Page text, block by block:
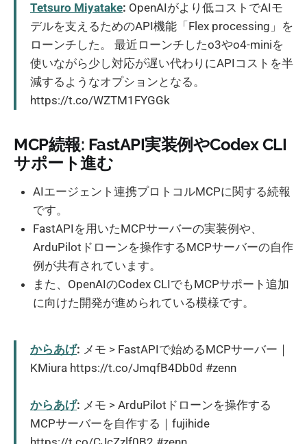
Tetsuro Miyatake: OpenAIがより低コストでAIモ
デルを支えるためのAPI機能「Flex processing」を
ローンチした。 最近ローンチしたo3やo4-miniを
使いながら少し対応が遅い代わりにAPIコストを半
減するようなオプションとなる。
https://t.co/WZTM1FYGGk
MCP続報: FastAPI実装例やCodex CLI
サポート進む
AIエージェント連携プロトコルMCPに関する続報
です。
FastAPIを用いたMCPサーバーの実装例や、
ArduPilotドローンを操作するMCPサーバーの自作
例が共有されています。
また、OpenAIのCodex CLIでもMCPサポート追加
に向けた開発が進められている模様です。
からあげ: メモ > FastAPIで始めるMCPサーバー｜
KMiura https://t.co/JmqfB4Db0d #zenn
からあげ: メモ > ArduPilotドローンを操作する
MCPサーバーを自作する｜fujihide